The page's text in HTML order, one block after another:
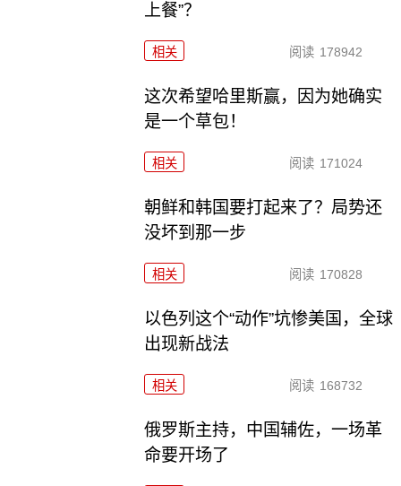
上餐”？
相关 阅读 178942
这次希望哈里斯赢，因为她确实
是一个草包！
相关 阅读 171024
朝鲜和韩国要打起来了？局势还
没坏到那一步
相关 阅读 170828
以色列这个“动作”坑惨美国，全球
出现新战法
相关 阅读 168732
俄罗斯主持，中国辅佐，一场革
命要开场了